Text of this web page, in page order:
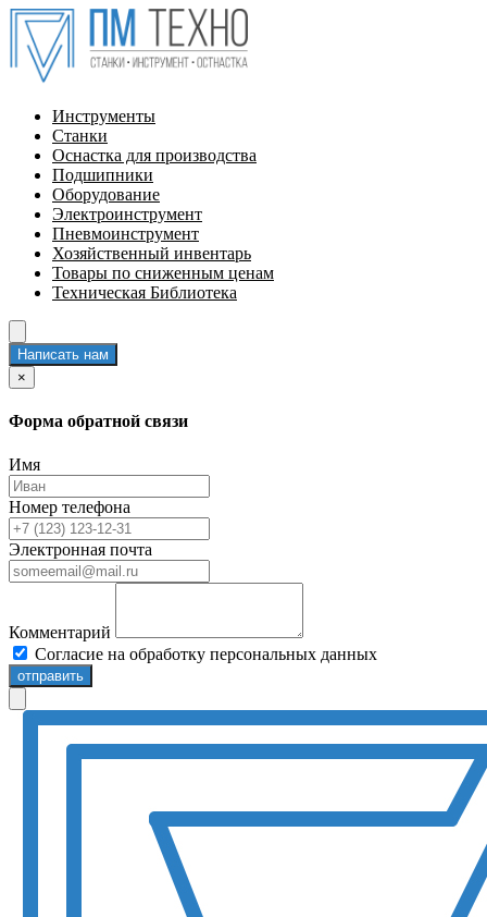
Инструменты
Станки
Оснастка для производства
Подшипники
Оборудование
Электроинструмент
Пневмоинструмент
Хозяйственный инвентарь
Товары по сниженным ценам
Техническая Библиотека
Написать нам
×
Форма обратной связи
Имя
Номер телефона
Электронная почта
Комментарий
Согласие на обработку персональных данных
отправить